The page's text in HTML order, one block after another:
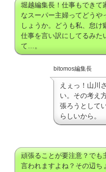
堀越編集長！仕事もできて
なスーパー主婦ってどうや
しょうか。どうも私、怠け
仕事を言い訳にしてるみた
て…。
bitomos編集長
えぇっ！山川
い。その考え
張ろうとして
らしいから。
頑張ることが要注意？でも
言われますよね？その辺ち